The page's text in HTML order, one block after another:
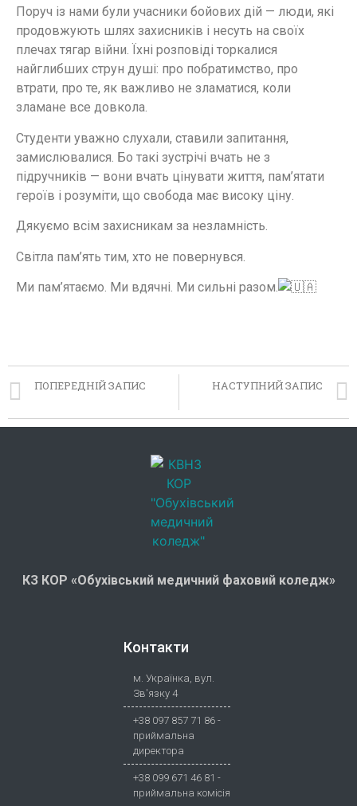
Поруч із нами були учасники бойових дій — люди, які
продовжують шлях захисників і несуть на своїх
плечах тягар війни. Їхні розповіді торкалися
найглибших струн душі: про побратимство, про
втрати, про те, як важливо не зламатися, коли
зламане все довкола.
Студенти уважно слухали, ставили запитання,
замислювалися. Бо такі зустрічі вчать не з
підручників — вони вчать цінувати життя, пам’ятати
героїв і розуміти, що свобода має високу ціну.
Дякуємо всім захисникам за незламність.
Світла пам’ять тим, хто не повернувся.
Ми пам’ятаємо. Ми вдячні. Ми сильні разом.
ПОПЕРЕДНІЙ ЗАПИС НАСТУПНИЙ ЗАПИС
КЗ КОР «Обухівський медичний фаховий коледж»
Контакти
м. Українка, вул.
Зв'язку 4
+38 097 857 71 86 -
приймальна
директора
+38 099 671 46 81 -
приймальна комісія